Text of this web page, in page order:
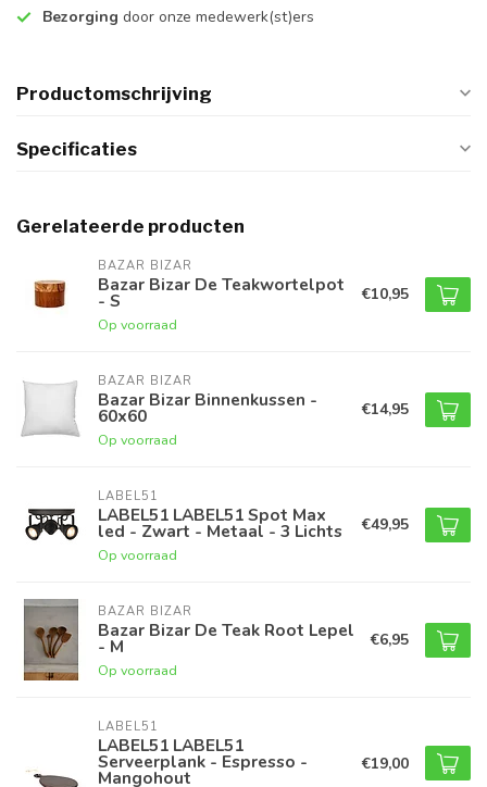
Bezorging door onze medewerk(st)ers
Productomschrijving
Specificaties
Gerelateerde producten
BAZAR BIZAR
Bazar Bizar De Teakwortelpot
- S
Op voorraad
€10,95
BAZAR BIZAR
Bazar Bizar Binnenkussen -
60x60
Op voorraad
€14,95
LABEL51
LABEL51 LABEL51 Spot Max
led - Zwart - Metaal - 3 Lichts
Op voorraad
€49,95
BAZAR BIZAR
Bazar Bizar De Teak Root Lepel
- M
Op voorraad
€6,95
LABEL51
LABEL51 LABEL51
Serveerplank - Espresso -
Mangohout
€19,00